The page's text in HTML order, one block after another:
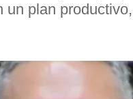
un plan